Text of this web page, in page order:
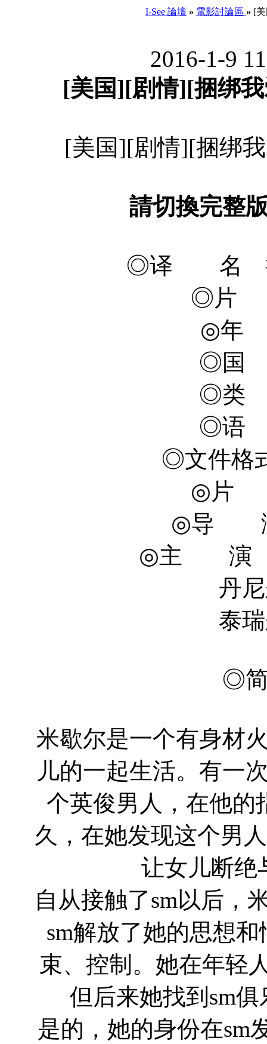
I-See 論壇 » 電影討論區 » [
2016-1-9
[美国][剧情][捆绑
[美国][剧情][捆绑
請切換完整
◎译 名 捆
◎片
◎年
◎国
◎类
◎语
◎文件格
◎片
◎导 演
◎主 演 查
丹
泰
◎
米歇尔是一个有身材
儿的一起生活。有一
个英俊男人，在他的
久，在她发现这个男
让女儿断绝
自从接触了sm以后，
sm解放了她的思想
束、控制。她在年轻
但后来她找到sm
是的，她的身份在sm